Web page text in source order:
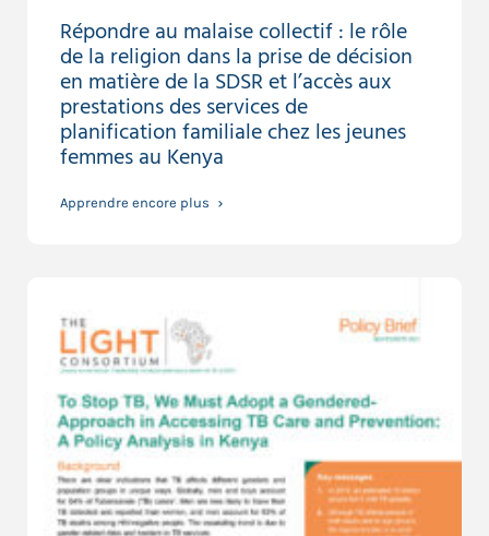
Répondre au malaise collectif : le rôle
de la religion dans la prise de décision
en matière de la SDSR et l’accès aux
prestations des services de
planification familiale chez les jeunes
femmes au Kenya
Apprendre encore plus